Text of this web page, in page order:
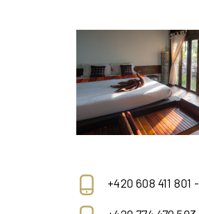
+420 608 411 801